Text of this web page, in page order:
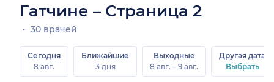
Гатчине – Страница 2
30 врачей
Сегодня
8 авг.
Ближайшие
3 дня
Выходные
8 авг. – 9 авг.
Другая дата
Выбрать